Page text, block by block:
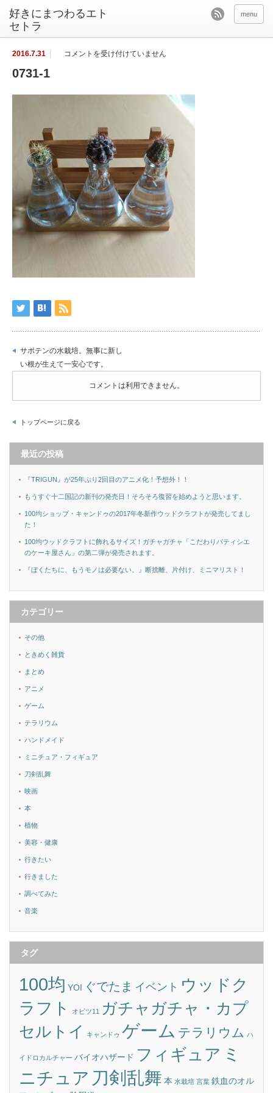
好きにまつわるエト
セトラ
menu
2016.7.31
0
1
コメントを受け付けていません
0731-1
サボテンの水栽培。無事に新し
い根が生えて一安心です。
コメントは利用できません。
トップページに戻る
最近の投稿
『TRIGUN』が25年ぶり2回目のアニメ化！予想外！！
もうすぐ十二国記の新刊の発売日！そろそろ復習を始めようと思います。
100均ショップ・キャンドゥの2017年冬新作ウッドクラフトが発売してまし
た！
100均ウッドクラフトに飾れるサイズ！ガチャガチャ「こだわりパティシエ
のケーキ屋さん」の第二弾が発売されます。
『ぼくたちに、もうモノは必要ない。』断捨離、片付け、ミニマリスト！
カテゴリー
その他
ときめく雑貨
まとめ
アニメ
ゲーム
テラリウム
ハンドメイド
ミニチュア・フィギュア
刀剣乱舞
映画
本
植物
美容・健康
行きたい
行きました
調べてみた
音楽
タグ
100均 YOI ぐでたま イベント ウッドク
ラフト
オビツ11
ガチャガチャ・カプ
セルトイ
キャンドゥ ゲーム テラリウム ハ
イドロカルチャー バイオハザード フィギュア ミ
ニチュア 刀剣乱舞 本 水栽培 言葉 鉄血のオル